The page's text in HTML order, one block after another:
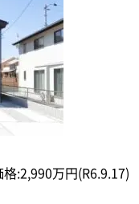
:2,990万円(R6.9.17)